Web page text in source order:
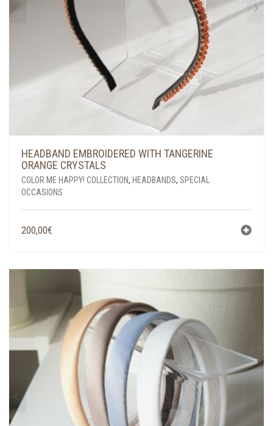
HEADBAND EMBROIDERED WITH TANGERINE
ORANGE CRYSTALS
COLOR ME HAPPY! COLLECTION, HEADBANDS, SPECIAL
OCCASIONS
200,00€